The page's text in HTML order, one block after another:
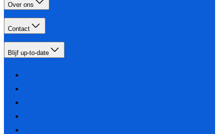
Over ons
Contact
Blijf up-to-date